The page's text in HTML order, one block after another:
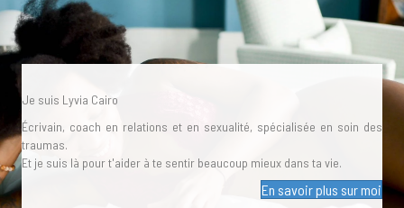
Je suis Lyvia Cairo
Écrivain, coach en relations et en sexualité, spécialisée en soin des
traumas.
Et je suis là pour t'aider à te sentir beaucoup mieux dans ta vie.
En savoir plus sur moi